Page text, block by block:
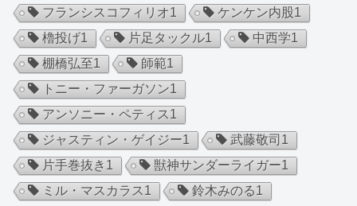
フランシスコフィリオ1 ケンケン内股1
櫓投げ1 片足タックル1 中西学1
棚橋弘至1 師範1
トニー・ファーガソン1
アンソニー・ペティス1
ジャスティン・ゲイジー1 武藤敬司 1
片手巻抜き 1 獣神サンダーライガー1
ミル・マスカラス1 鈴木みのる1